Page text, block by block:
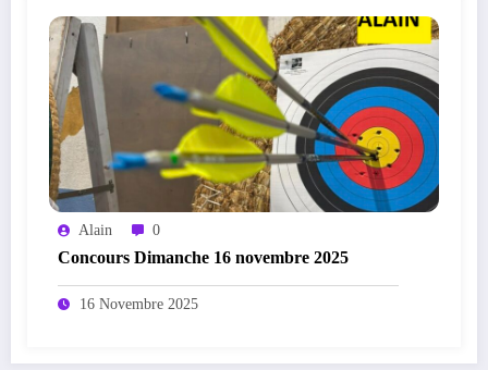
Alain 0
Concours Dimanche 16 novembre 2025
16 Novembre 2025